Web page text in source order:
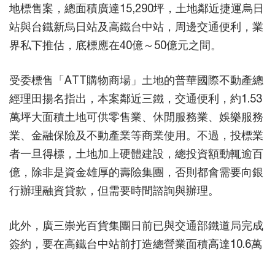
地標售案，總面積廣達15,290坪，土地鄰近捷運烏日
站與台鐵新烏日站及高鐵台中站，周邊交通便利，業
界私下推估，底標應在40億～50億元之間。
受委標售「ATT購物商場」土地的普華國際不動產總
經理田揚名指出，本案鄰近三鐵，交通便利，約1.53
萬坪大面積土地可供零售業、休閒服務業、娛樂服務
業、金融保險及不動產業等商業使用。不過，投標業
者一旦得標，土地加上硬體建設，總投資額動輒逾百
億，除非是資金雄厚的壽險集團，否則都會需要向銀
行辦理融資貸款，但需要時間諮詢與辦理。
此外，廣三崇光百貨集團日前已與交通部鐵道局完成
簽約，要在高鐵台中站前打造總營業面積高達10.6萬